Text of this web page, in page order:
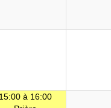
15:00 à 16:00